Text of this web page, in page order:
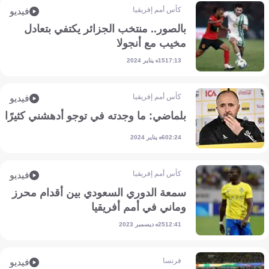
كأس أمم إفريقيا فيديو
بالصور.. منتخب الجزائر يكتفي بتعادل
مخيب مع أنجولا
17:1315 يناير 2024
كأس أمم إفريقيا فيديو
بلماضي: ما وجدته في توجو أدهشني كثيرًا
02:246 يناير 2024
كأس أمم إفريقيا فيديو
سمعة الدوري السعودي بين أقدام محرز
وماني في أمم أفريقيا
12:4125 ديسمبر 2023
فرنسا فيديو